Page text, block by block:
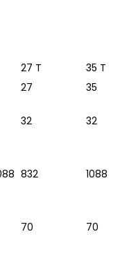
27 T
35 T
27
35
32
32
832 1088
70
70